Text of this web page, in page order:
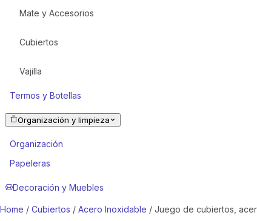
Mate y Accesorios
Cubiertos
Vajilla
Termos y Botellas
Organización y limpieza
Organización
Papeleras
Decoración y Muebles
Home / Cubiertos / Acero Inoxidable / Juego de cubiertos,